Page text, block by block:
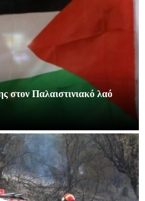
στον Παλαιστινιακό λαό